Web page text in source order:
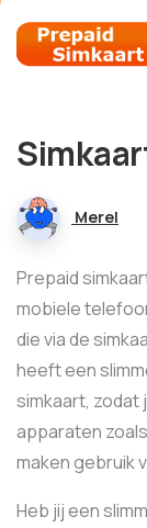
Merel
Prepaid
mobiele
die via de
heeft een
simkaart, zodat
apparaten
maken gebruik
Heb jij een